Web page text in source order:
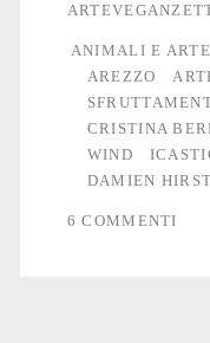
Hirst
ANIMALI E ARTE
AREZZO
CRISTINA
WIND
DAMIEN HIRST
6 COMMENTI